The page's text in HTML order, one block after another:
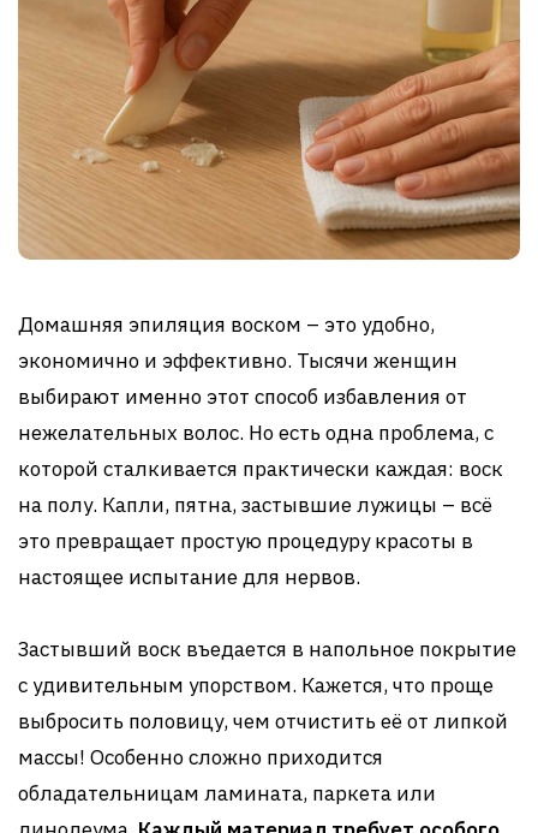
Домашняя эпиляция воском – это удобно,
экономично и эффективно. Тысячи женщин
выбирают именно этот способ избавления от
нежелательных волос. Но есть одна проблема, с
которой сталкивается практически каждая: воск
на полу. Капли, пятна, застывшие лужицы – всё
это превращает простую процедуру красоты в
настоящее испытание для нервов.
Застывший воск въедается в напольное покрытие
с удивительным упорством. Кажется, что проще
выбросить половицу, чем отчистить её от липкой
массы! Особенно сложно приходится
обладательницам ламината, паркета или